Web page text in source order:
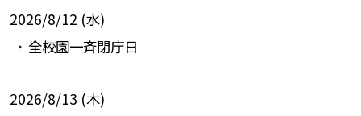
2026/8/12 (水)
全校園一斉閉庁日
2026/8/13 (木)